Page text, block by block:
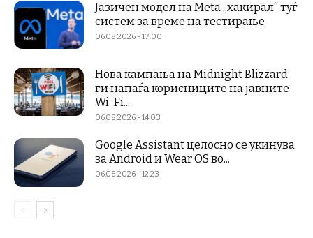
Јазичен модел на Meta „хакирал“ туѓ
систем за време на тестирање
06.08.2026 - 17:00
Нова кампања на Midnight Blizzard
ги напаѓа корисниците на јавните
Wi-Fi...
06.08.2026 - 14:03
Google Assistant целосно се укинува
за Android и Wear OS во...
06.08.2026 - 12:23